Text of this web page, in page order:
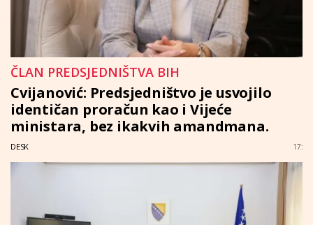
ČLAN PREDSJEDNIŠTVA BIH
Cvijanović: Predsjedništvo je usvojilo
identičan proračun kao i Vijeće
ministara, bez ikakvih amandmana.
DESK 17: